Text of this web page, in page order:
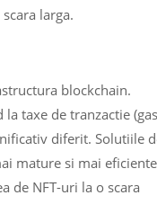
larga.
blockchain.
taxe de tranzactie (gas
diferit. Solutiile
mature si mai
de NFT-uri la o scara